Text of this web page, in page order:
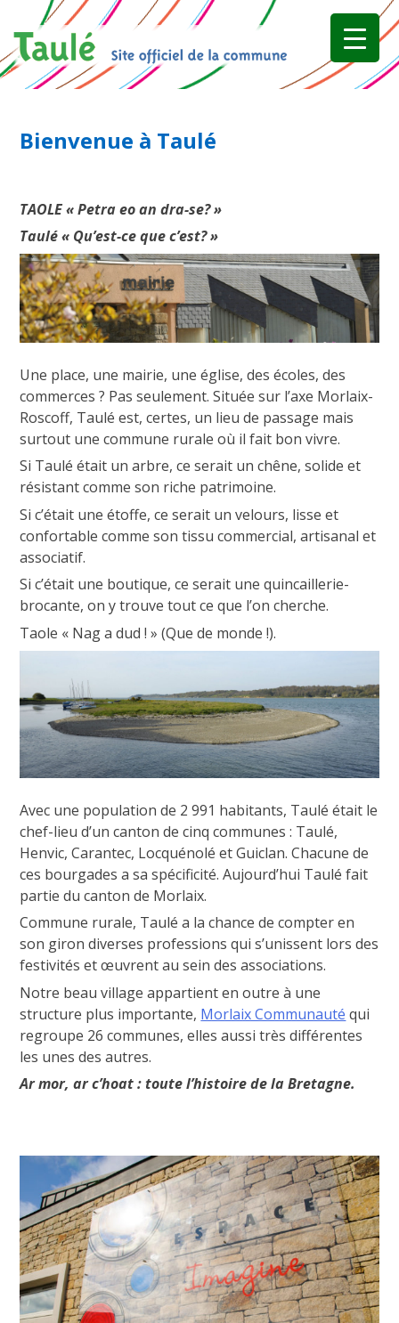
content
Bienvenue à Taulé
TAOLE « Petra eo an dra-se? »
Taulé « Qu’est-ce que c’est? »
Une place, une mairie, une église, des écoles, des
commerces ? Pas seulement. Située sur l’axe Morlaix-
Roscoff, Taulé est, certes, un lieu de passage mais
surtout une commune rurale où il fait bon vivre.
Si Taulé était un arbre, ce serait un chêne, solide et
résistant comme son riche patrimoine.
Si c’était une étoffe, ce serait un velours, lisse et
confortable comme son tissu commercial, artisanal et
associatif.
Si c’était une boutique, ce serait une quincaillerie-
brocante, on y trouve tout ce que l’on cherche.
Taole « Nag a dud ! » (Que de monde !).
Avec une population de 2 991 habitants, Taulé était le
chef-lieu d’un canton de cinq communes : Taulé,
Henvic, Carantec, Locquénolé et Guiclan. Chacune de
ces bourgades a sa spécificité. Aujourd’hui Taulé fait
partie du canton de Morlaix.
Commune rurale, Taulé a la chance de compter en
son giron diverses professions qui s’unissent lors des
festivités et œuvrent au sein des associations.
Notre beau village appartient en outre à une
structure plus importante, Morlaix Communauté qui
regroupe 26 communes, elles aussi très différentes
les unes des autres.
Ar mor, ar c’hoat : toute l’histoire de la Bretagne.